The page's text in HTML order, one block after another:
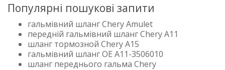
Популярні пошукові запити
гальмівний шланг Chery Amulet
передній гальмівний шланг Chery A11
шланг тормозной Chery A15
гальмівний шланг OE A11-3506010
шланг переднього гальма Chery